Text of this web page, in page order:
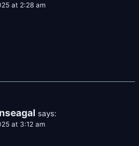
at 2:28 am
says:
at 3:12 am